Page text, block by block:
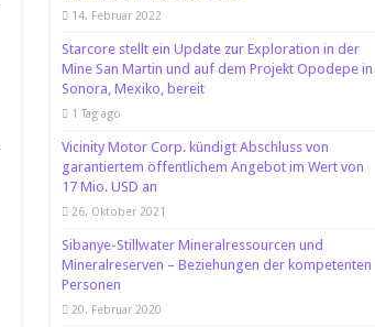
14. Februar 2022
Starcore stellt ein Update zur Exploration in der
Mine San Martin und auf dem Projekt Opodepe in
Sonora, Mexiko, bereit
1 Tag ago
Vicinity Motor Corp. kündigt Abschluss von
garantiertem öffentlichem Angebot im Wert von
17 Mio. USD an
26. Oktober 2021
Sibanye-Stillwater Mineralressourcen und
Mineralreserven – Beziehungen der kompetenten
Personen
20. Februar 2020